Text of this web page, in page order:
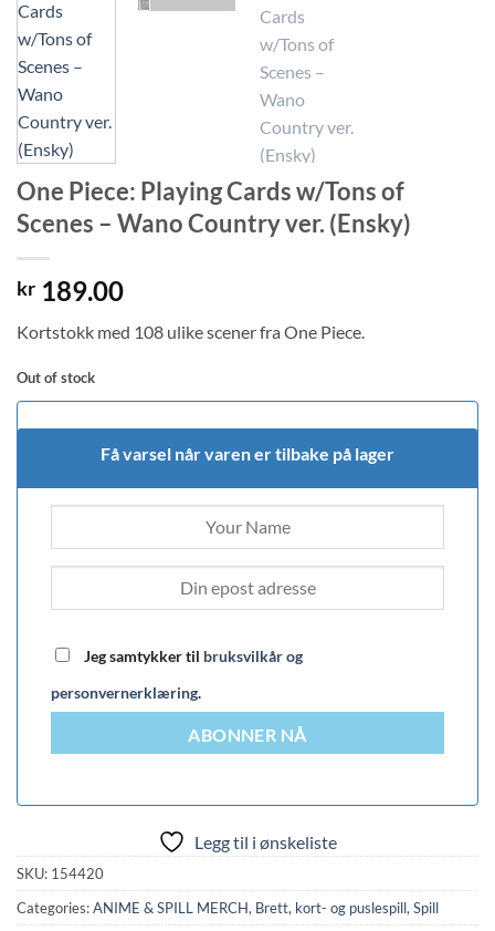
One Piece: Playing Cards w/Tons of
Scenes – Wano Country ver. (Ensky)
kr 189.00
Kortstokk med 108 ulike scener fra One Piece.
Out of stock
Få varsel når varen er tilbake på lager
Jeg samtykker til bruksvilkår og
personvernerklæring.
ABONNER NÅ
Legg til i ønskeliste
SKU: 154420
Categories:ANIME & SPILL MERCH, Brett, kort- og puslespill, Spill